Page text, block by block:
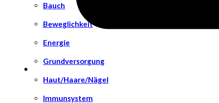
Bauch
Beweglichkeit
Energie
Grundversorgung
Haut/Haare/Nägel
Immunsystem